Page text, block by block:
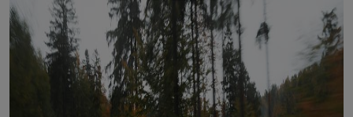
internetowymi. Udzielenie takiej zgody jest dobrowolne, nie musisz jej
udzielać, nie pozbawi Cię to dostępu do naszych usług. Masz również
możliwość ograniczenia zakresu lub zmiany zgody w dowolnym
momencie.
Twoje dane przetwarzane będą do czasu istnienia podstawy do ich
przetwarzania, czyli w przypadku udzielenia zgody do momentu jej
cofnięcia, ograniczenia lub innych działań z Twojej strony ograniczających
tę zgodę, w przypadku niezbędności danych do wykonania umowy, przez
czas jej wykonywania i ewentualnie okres przedawnienia roszczeń z niej